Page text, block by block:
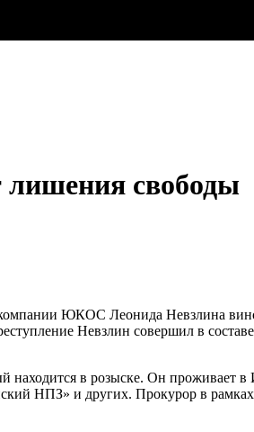
свободы
ЮКОС Леонида Невзлина
Невзлин совершил в
находится в розыске. Он проживает
НПЗ» и других. Прокурор в рамках